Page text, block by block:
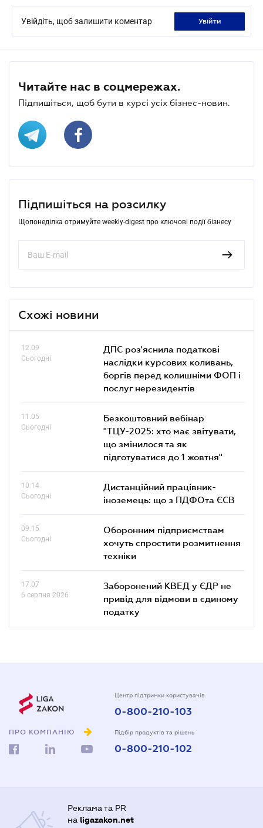
Увійдіть, щоб залишити коментар увійти
Читайте нас в соцмережах.
Підпишіться, щоб бути в курсі усіх бізнес-новин.
Підпишіться на розсилку
Щопонеділка отримуйте weekly-digest про ключові події бізнесу
Схожі новини
12.09
Сьогодні
ДПС роз'яснила податкові
наслідки курсових коливань,
боргів перед колишніми ФОП і
послуг нерезидентів
11.05
Сьогодні
Безкоштовний вебінар
"ТЦУ-2025: хто має звітувати,
що змінилося та як
підготуватися до 1 жовтня"
10.14
Сьогодні
Дистанційний працівник-
іноземець: що з ПДФОта ЄСВ
09.15
Сьогодні
Оборонним підприємствам
хочуть спростити розмитнення
техніки
17.07
6 серпня 2026
Заборонений КВЕД у ЄДР не
привід для відмови в єдиному
податку
ПРО КОМПАНІЮ
Центр підтримки користувачів
0-800-210-103
Підбір продуктів та рішень
0-800-210-102
Реклама та PR
на ligazakon.net